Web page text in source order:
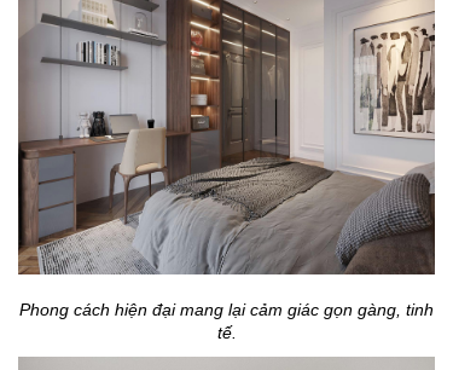
Phong cách hiện đại mang lại cảm giác gọn gàng, tinh
tế.